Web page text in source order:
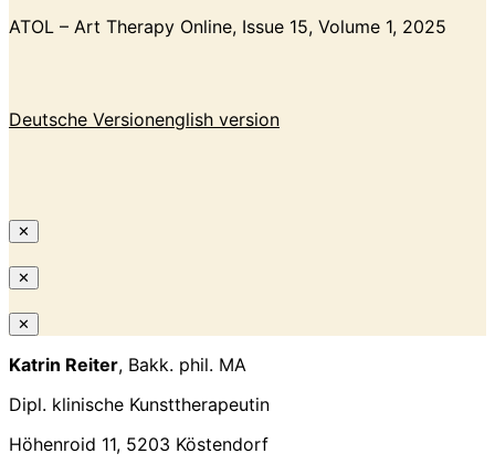
ATOL – Art Therapy Online, Issue 15, Volume 1, 2025
Deutsche Versionenglish version
✕
✕
✕
Katrin Reiter, Bakk. phil. MA
Dipl. klinische Kunsttherapeutin
Höhenroid 11, 5203 Köstendorf